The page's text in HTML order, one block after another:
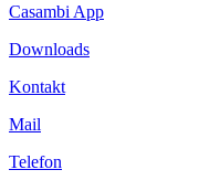
Casambi App
Downloads
Kontakt
Mail
Telefon